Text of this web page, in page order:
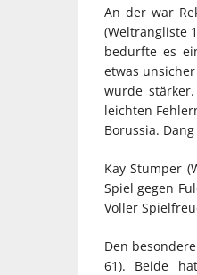
An der war
(Weltrangliste
bedurfte es
etwas
wurde
leichten
Borussia.
Kay Stumper
Spiel gegen
Voller
Den
61). Beide